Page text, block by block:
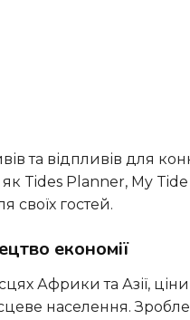
Tides Planner, My
своїх гостей.
економії
населення.